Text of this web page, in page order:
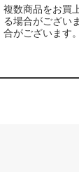
複数商品をお買
る場合がござい
合がございます。